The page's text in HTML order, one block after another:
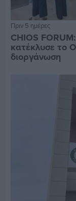
Πριν 5 ημέρες
CHIOS
κατέκλυσε το
διοργάνωση